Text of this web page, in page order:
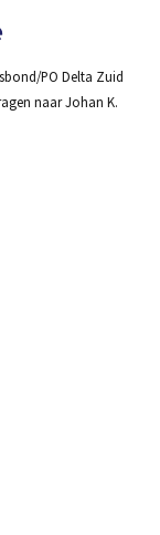
PO Delta Zuid
naar Johan K.